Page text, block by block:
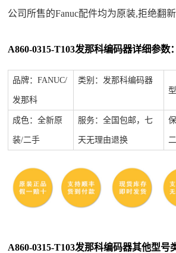
公司所售的Fanuc配件均为原装,拒绝翻
A860-0315-T103发那科编码器详细参数：
品牌：FANUC/
发那科
类别： 发那科编码器
成色：全新原
装/二手
服务：全国包邮，七
天无理由退换
A860-0315-T103发那科编码器其他型号